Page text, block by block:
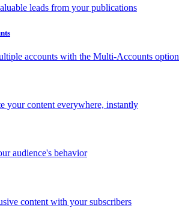
leads from your publications
accounts with the Multi-Accounts option
your content everywhere, instantly
audience's behavior
content with your subscribers